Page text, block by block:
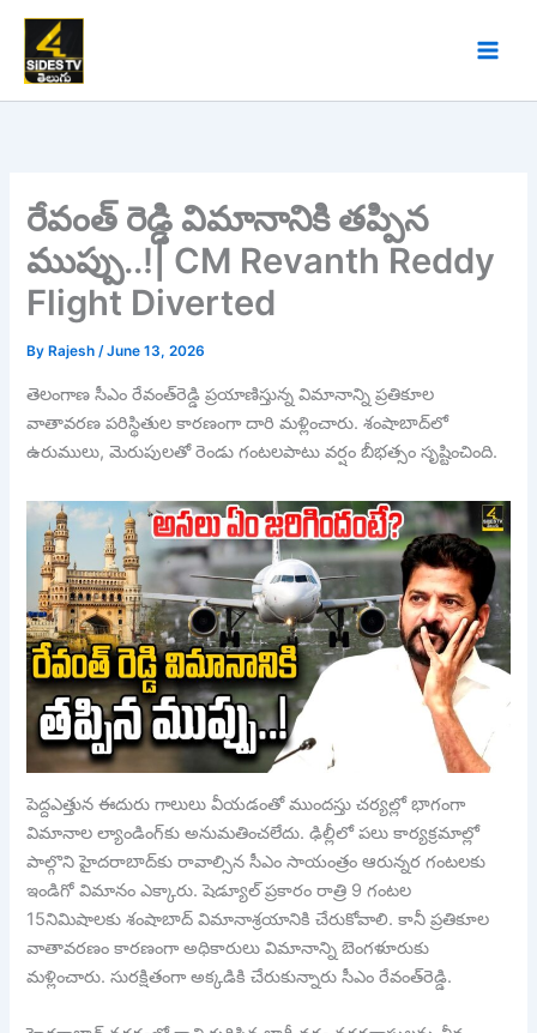
Skip
content
రేవంత్ రెడ్డి విమానానికి తప్పిన
ముప్పు..!| CM Revanth Reddy
Flight Diverted
By Rajesh/June 13, 2026
తెలంగాణ సీఎం రేవంత్‌రెడ్డి ప్రయాణిస్తున్న విమానాన్ని ప్రతికూల
వాతావరణ పరిస్థితుల కారణంగా దారి మళ్లించారు. శంషాబాద్‌లో
ఉరుములు, మెరుపులతో రెండు గంటలపాటు వర్షం బీభత్సం సృష్టించింది.
పెద్దఎత్తున ఈదురు గాలులు వీయడంతో ముందస్తు చర్యల్లో భాగంగా
విమానాల ల్యాండింగ్‌కు అనుమతించలేదు. ఢిల్లీలో పలు కార్యక్రమాల్లో
పాల్గొని హైదరాబాద్‌కు రావాల్సిన సీఎం సాయంత్రం ఆరున్నర గంటలకు
ఇండిగో విమానం ఎక్కారు. షెడ్యూల్‌ ప్రకారం రాత్రి 9 గంటల
15నిమిషాలకు శంషాబాద్‌ విమానాశ్రయానికి చేరుకోవాలి. కానీ ప్రతికూల
వాతావరణం కారణంగా అధికారులు విమానాన్ని బెంగళూరుకు
మళ్లించారు. సురక్షితంగా అక్కడికి చేరుకున్నారు సీఎం రేవంత్‌రెడ్డి.